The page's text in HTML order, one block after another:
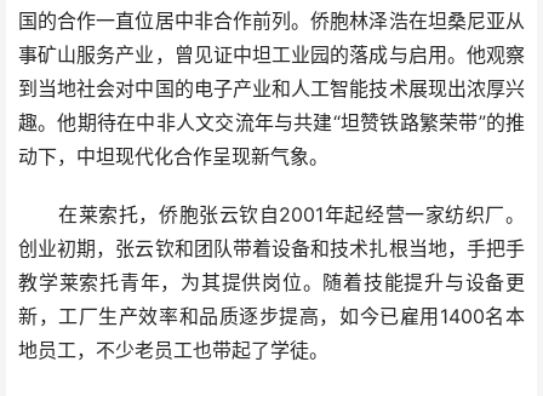
国的合作一直位居中非合作前列。侨胞林泽浩在坦桑尼亚从
事矿山服务产业，曾见证中坦工业园的落成与启用。他观察
到当地社会对中国的电子产业和人工智能技术展现出浓厚兴
趣。他期待在中非人文交流年与共建“坦赞铁路繁荣带”的推
动下，中坦现代化合作呈现新气象。
在莱索托，侨胞张云钦自2001年起经营一家纺织厂。
创业初期，张云钦和团队带着设备和技术扎根当地，手把手
教学莱索托青年，为其提供岗位。随着技能提升与设备更
新，工厂生产效率和品质逐步提高，如今已雇用1400名本
地员工，不少老员工也带起了学徒。